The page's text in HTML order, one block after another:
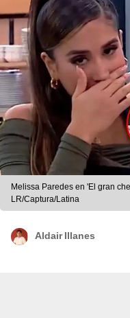
Melissa Paredes en 'El gran
LR/Captura/Latina
Aldair Illanes